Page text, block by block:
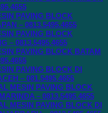
PAVING BLOCK
– 0813.5495.4655
PAVING BLOCK
– 0813.5495.4655
PAVING BLOCK BATAM
PAVING BLOCK DI
– 081.5495.4655
MESIN PAVING BLOCK
– 0813.5495.4655
MESIN PAVING BLOCK DI